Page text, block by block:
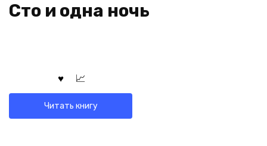
Сто и одна ночь
Читать книгу